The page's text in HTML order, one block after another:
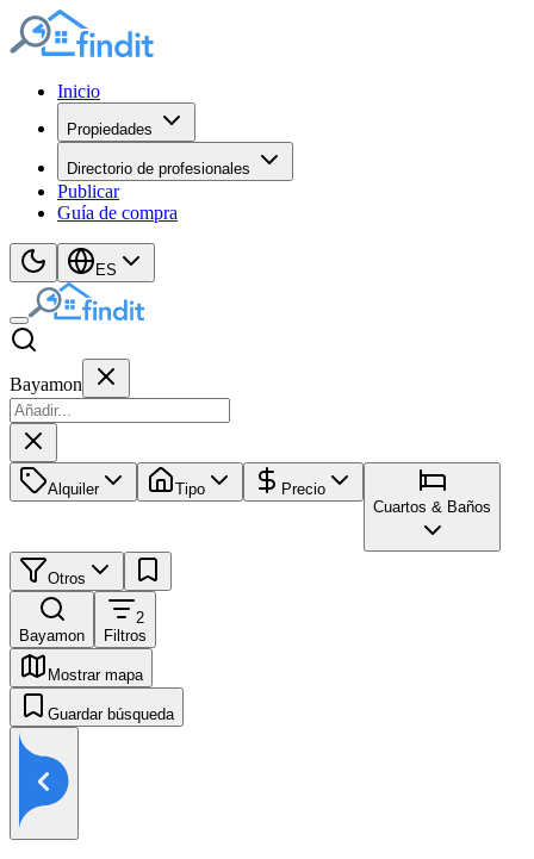
Inicio
Propiedades
Directorio de profesionales
Publicar
Guía de compra
ES
Bayamon
Alquiler Tipo
Precio
Cuartos & Baños
Otros
Bayamon
2
Filtros
Mostrar mapa
Guardar búsqueda